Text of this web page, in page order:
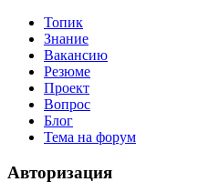
Топик
Знание
Вакансию
Резюме
Проект
Вопрос
Блог
Тема на форум
Авторизация